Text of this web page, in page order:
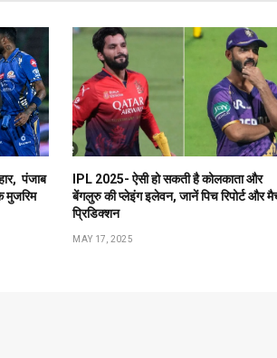
पंजाब
मुजरिम
IPL 2025- ऐसी हो सकती है कोलकाता और
बेंगलुरु की प्लेइंग इलेवन, जानें पिच रिपोर्ट और
प्रिडिक्शन
MAY 17, 2025